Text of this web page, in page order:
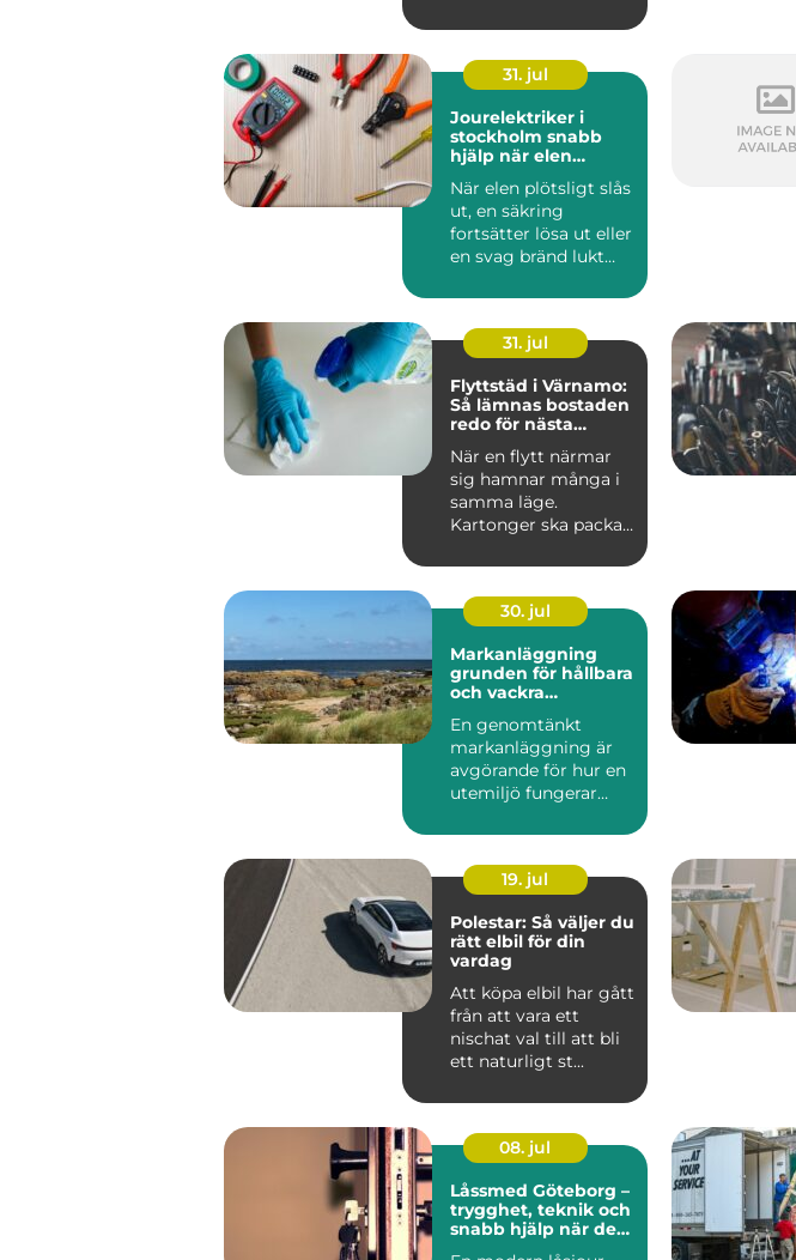
det mer t...
31. jul
Jourelektriker i
stockholm snabb
hjälp när elen
När elen plötsligt slås
ut, en säkring
fortsätter lösa ut eller
en svag bränd lukt
31. jul
Flyttstäd i Värnamo:
Så lämnas bostaden
redo för nästa
När en flytt närmar
sig hamnar många i
samma läge.
Kartonger ska packas,
30. jul
Markanläggning
grunden för hållbara
och vackra
En genomtänkt
markanläggning är
avgörande för hur en
utemiljö fungerar
det hand...
19. jul
Polestar: Så väljer du
rätt elbil för din
vardag
Att köpa elbil har gått
från att vara ett
nischat val till att bli
ett naturligt st...
08. jul
Låssmed Göteborg –
trygghet, teknik och
snabb hjälp när det